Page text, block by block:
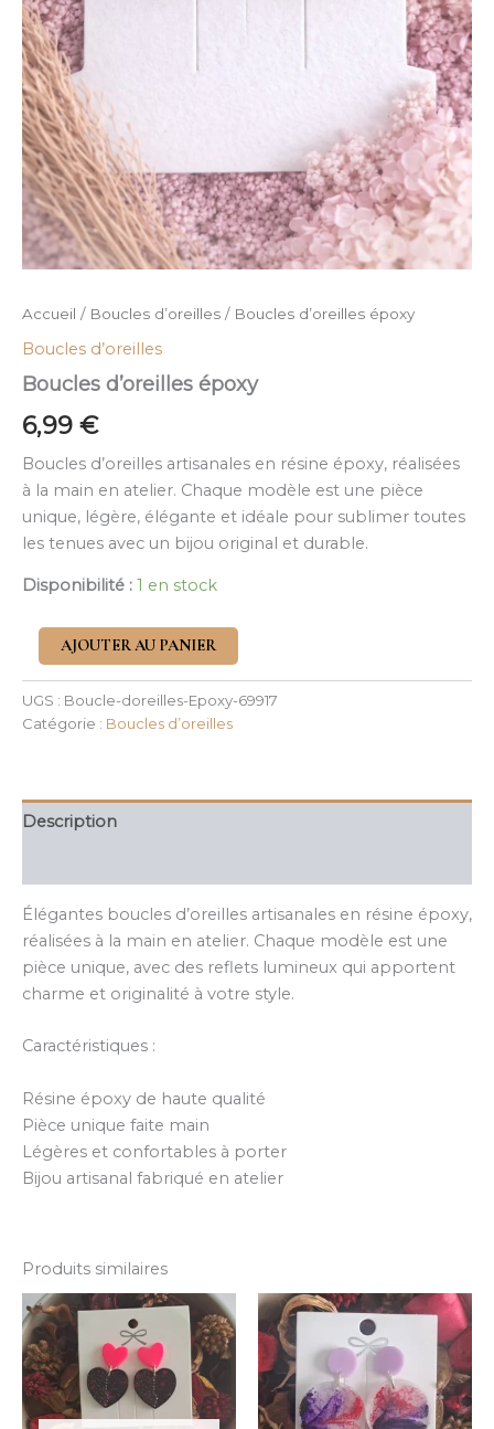
Accueil / Boucles d’oreilles / Boucles d’oreilles époxy
Boucles d’oreilles
Boucles d’oreilles époxy
6,99 €
Boucles d’oreilles artisanales en résine époxy, réalisées
à la main en atelier. Chaque modèle est une pièce
unique, légère, élégante et idéale pour sublimer toutes
les tenues avec un bijou original et durable.
Disponibilité : 1 en stock
AJOUTER AU PANIER
UGS : Boucle-doreilles-Epoxy-69917
Catégorie : Boucles d’oreilles
Description
Élégantes boucles d’oreilles artisanales en résine époxy,
réalisées à la main en atelier. Chaque modèle est une
pièce unique, avec des reflets lumineux qui apportent
charme et originalité à votre style.
Caractéristiques :
Résine époxy de haute qualité
Pièce unique faite main
Légères et confortables à porter
Bijou artisanal fabriqué en atelier
Produits similaires